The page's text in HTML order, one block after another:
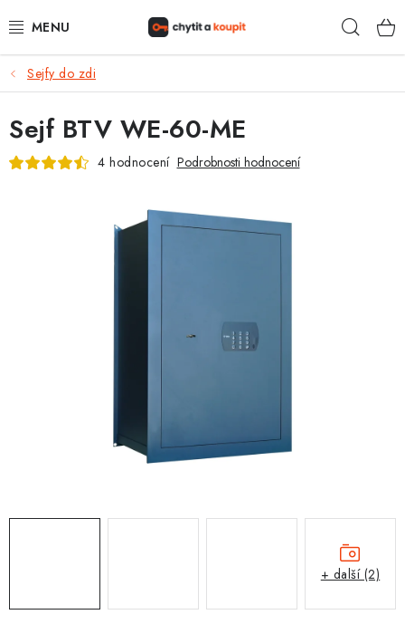
na
DŮM, BYT, ZAHRADA
ZÁMEČNICTVÍ - ZABEZPEČENÍ
KANCELÁŘ
OBCHODNÍ PODMÍNKY
REFERENCE
Sejfy do zdi
Sejf BTV WE-60-ME
4 hodnocení Podrobnosti hodnocení
+ další (2)